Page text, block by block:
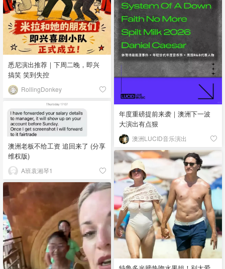
悉尼演出推荐｜下周二晚，即兴
搞笑 笑到失控
RollingDonkey
年度重磅提前来袭｜澳洲下一波
大演出有点狠
澳洲LUCID音乐演出
澳洲老板不给工资 追回来了 (分享
维权版)
A班袁湘琴1